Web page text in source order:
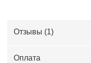
Отзывы (1)
Оплата